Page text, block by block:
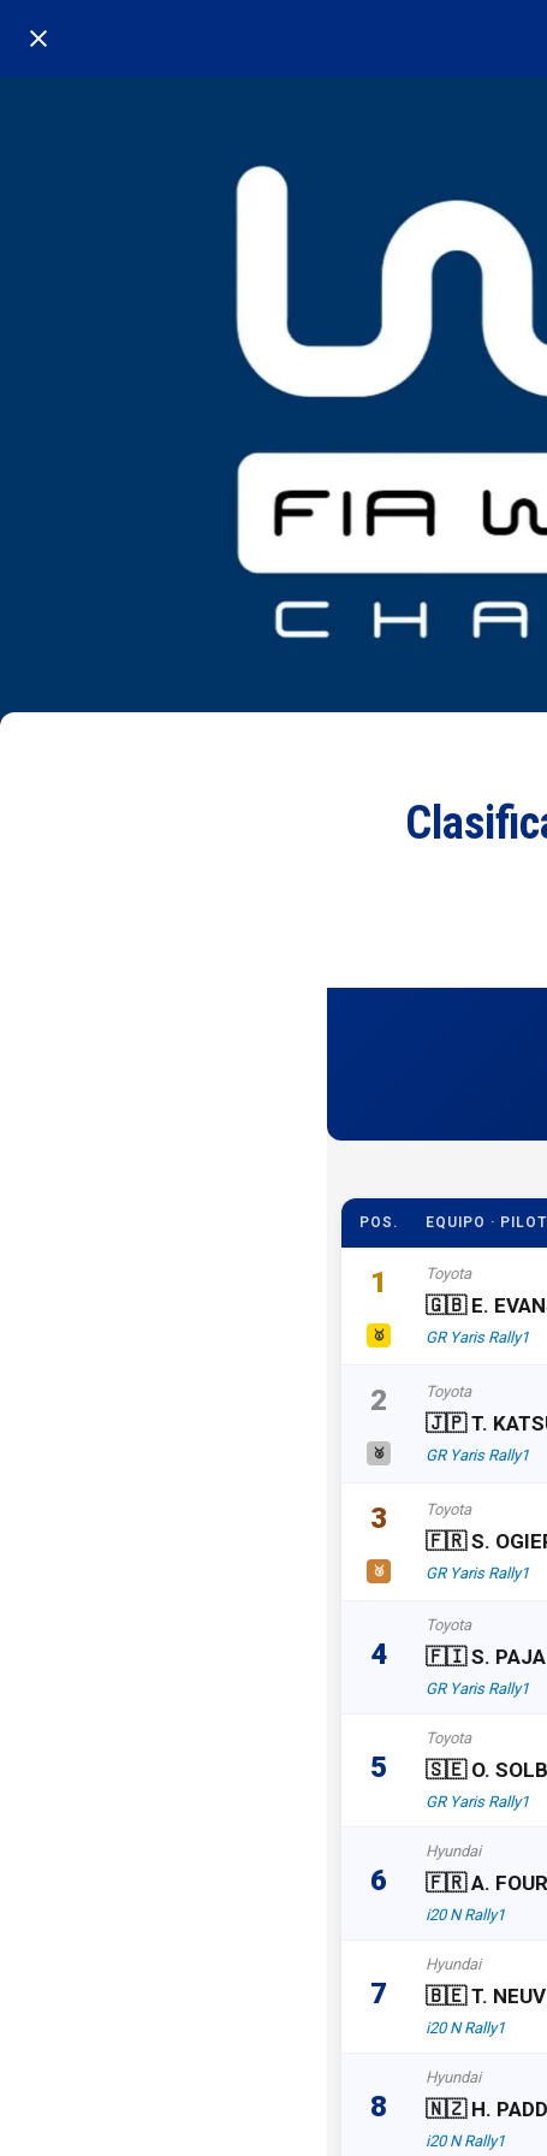
POS. EQUIPO ·
1
🥇
Toyota
🇬🇧 E.
GR Yaris Rally1
2
🥈
Toyota
🇯🇵 T.
GR Yaris Rally1
3
🥉
Toyota
🇫🇷 S.
GR Yaris Rally1
4
Toyota
🇫🇮 S.
GR Yaris Rally1
5
Toyota
🇸🇪 O.
GR Yaris Rally1
6
Hyundai
🇫🇷 A.
i20 N Rally1
7
Hyundai
🇧🇪 T.
i20 N Rally1
8
Hyundai
🇳🇿 H.
i20 N Rally1